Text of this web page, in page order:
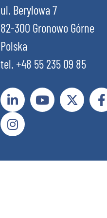
ul. Berylowa 7
82-300 Gronowo Górne
Polska
tel. +48 55 235 09 85